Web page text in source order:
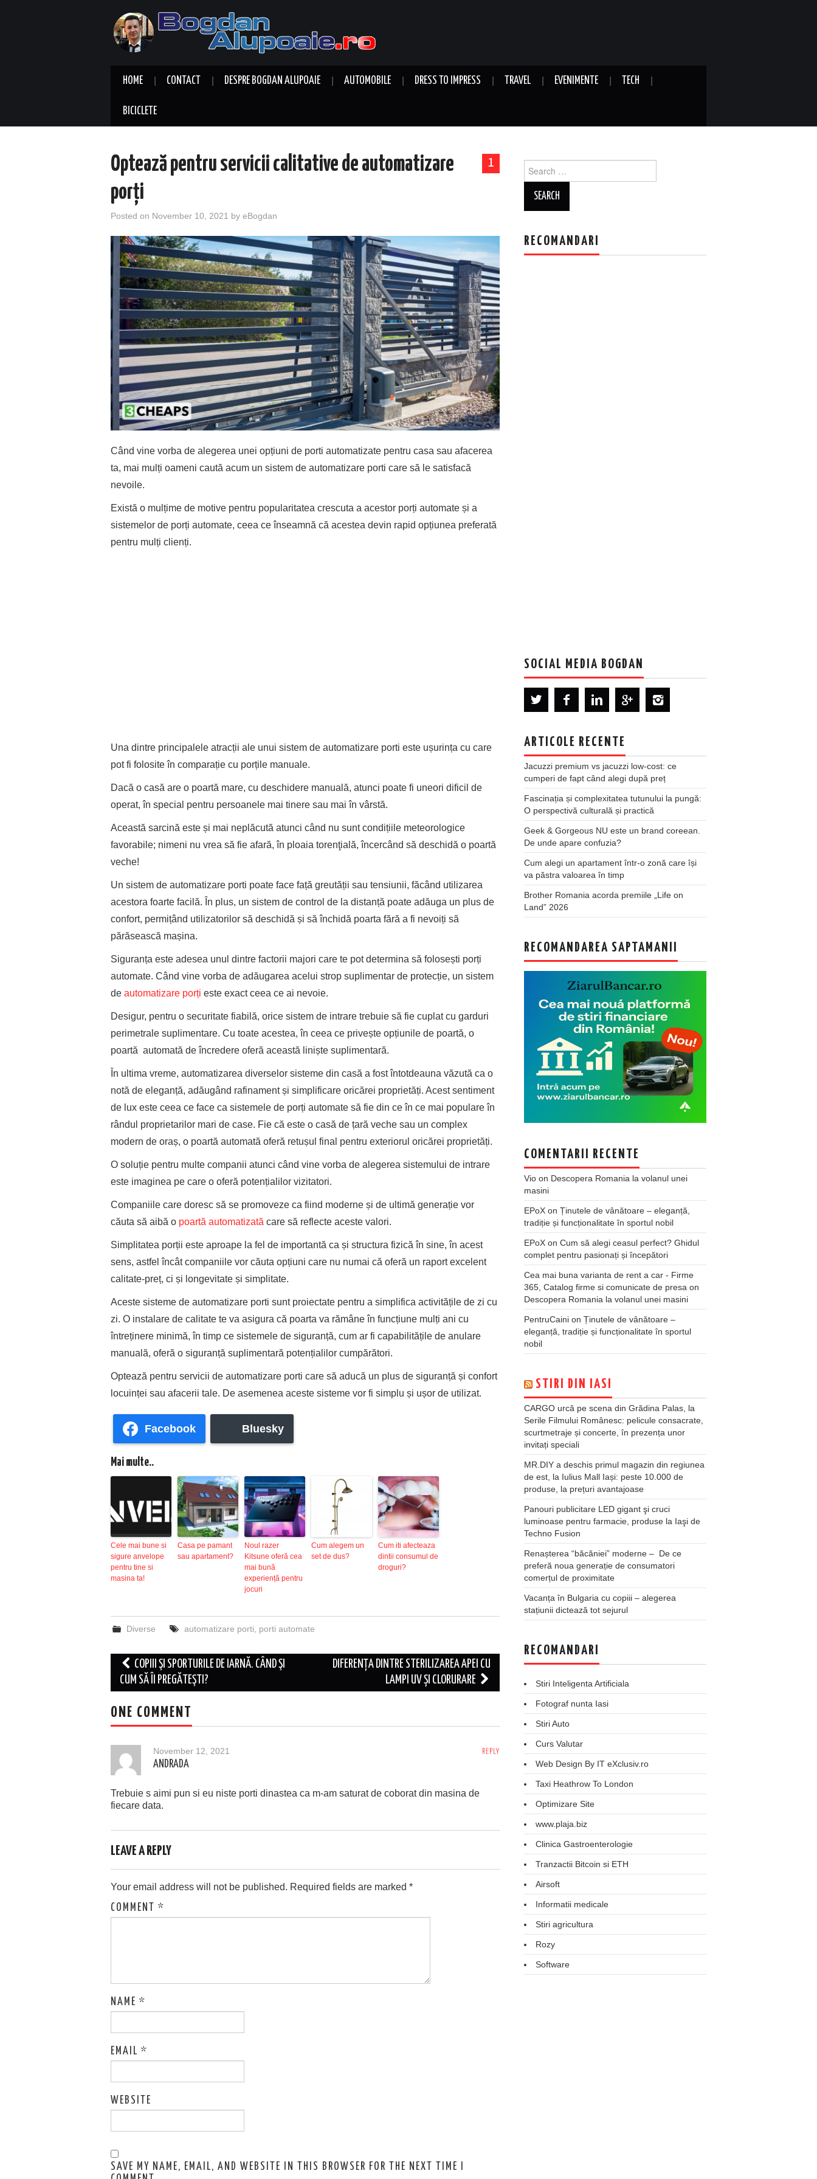
HOME CONTACT DESPRE BOGDAN ALUPOAIE AUTOMOBILE DRESS TO IMPRESS TRAVEL EVENIMENTE TECH
BICICLETE
1
Optează pentru servicii calitative de automatizare
porți
Posted on November 10, 2021 by eBogdan
Când vine vorba de alegerea unei opțiuni de porti automatizate pentru casa sau afacerea
ta, mai mulți oameni caută acum un sistem de automatizare porti care să le satisfacă
nevoile.
Există o mulțime de motive pentru popularitatea crescuta a acestor porți automate și a
sistemelor de porți automate, ceea ce înseamnă că acestea devin rapid opțiunea preferată
pentru mulți clienți.
Una dintre principalele atracții ale unui sistem de automatizare porti este ușurința cu care
pot fi folosite în comparație cu porțile manuale.
Dacă o casă are o poartă mare, cu deschidere manuală, atunci poate fi uneori dificil de
operat, în special pentru persoanele mai tinere sau mai în vârstă.
Această sarcină este și mai neplăcută atunci când nu sunt condițiile meteorologice
favorabile; nimeni nu vrea să fie afară, în ploaia torenţială, încercând să deschidă o poartă
veche!
Un sistem de automatizare porti poate face față greutății sau tensiunii, făcând utilizarea
acestora foarte facilă. În plus, un sistem de control de la distanță poate adăuga un plus de
confort, permițând utilizatorilor să deschidă și să închidă poarta fără a fi nevoiți să
părăsească mașina.
Siguranța este adesea unul dintre factorii majori care te pot determina să folosești porți
automate. Când vine vorba de adăugarea acelui strop suplimentar de protecție, un sistem
de automatizare porți este exact ceea ce ai nevoie.
Desigur, pentru o securitate fiabilă, orice sistem de intrare trebuie să fie cuplat cu garduri
perimetrale suplimentare. Cu toate acestea, în ceea ce privește opțiunile de poartă, o
poartă automată de încredere oferă această liniște suplimentară.
În ultima vreme, automatizarea diverselor sisteme din casă a fost întotdeauna văzută ca o
notă de eleganță, adăugând rafinament și simplificare oricărei proprietăți. Acest sentiment
de lux este ceea ce face ca sistemele de porți automate să fie din ce în ce mai populare în
rândul proprietarilor mari de case. Fie că este o casă de țară veche sau un complex
modern de oraș, o poartă automată oferă retușul final pentru exteriorul oricărei proprietăți.
O soluție pentru multe companii atunci când vine vorba de alegerea sistemului de intrare
este imaginea pe care o oferă potențialilor vizitatori.
Companiile care doresc să se promoveze ca fiind moderne și de ultimă generație vor
căuta să aibă o poartă automatizată care să reflecte aceste valori.
Simplitatea porții este aproape la fel de importantă ca și structura fizică în sine, în acest
sens, astfel încât companiile vor căuta opțiuni care nu numai că oferă un raport excelent
calitate-preț, ci și longevitate și simplitate.
Aceste sisteme de automatizare porti sunt proiectate pentru a simplifica activitățile de zi cu
zi. O instalare de calitate te va asigura că poarta va rămâne în funcțiune mulți ani cu
întreținere minimă, în timp ce sistemele de siguranță, cum ar fi capabilitățile de anulare
manuală, oferă o siguranță suplimentară potențialilor cumpărători.
Optează pentru servicii de automatizare porti care să aducă un plus de siguranță și confort
locuinței sau afacerii tale. De asemenea aceste sisteme vor fi simplu și ușor de utilizat.
Facebook Bluesky
Mai multe..
Cele mai bune si
sigure anvelope
pentru tine si
masina ta!
Casa pe pamant
sau apartament?
Noul razer
Kitsune oferă cea
mai bună
experiență pentru
jocuri
Cum alegem un
set de dus?
Cum iti afecteaza
dintii consumul de
droguri?
Diverse automatizare porti porti automate
Post
navigation
COPIII ŞI SPORTURILE DE IARNĂ. CÂND ŞI
CUM SĂ ÎI PREGĂTEŞTI?
DIFERENȚA DINTRE STERILIZAREA APEI CU
LAMPI UV ȘI CLORURARE
ONE COMMENT
REPLY
November 12, 2021
ANDRADA
Trebuie s aimi pun si eu niste porti dinastea ca m-am saturat de coborat din masina de
fiecare data.
LEAVE A REPLY
Your email address will not be published. Required fields are marked *
COMMENT *
NAME *
EMAIL *
WEBSITE
SAVE MY NAME, EMAIL, AND WEBSITE IN THIS BROWSER FOR THE NEXT TIME I
for:
RECOMANDARI
SOCIAL MEDIA BOGDAN
ARTICOLE RECENTE
Jacuzzi premium vs jacuzzi low-cost: ce
cumperi de fapt când alegi după preț
Fascinația și complexitatea tutunului la pungă:
O perspectivă culturală și practică
Geek & Gorgeous NU este un brand coreean.
De unde apare confuzia?
Cum alegi un apartament într-o zonă care își
va păstra valoarea în timp
Brother Romania acorda premiile „Life on
Land” 2026
RECOMANDAREA SAPTAMANII
COMENTARII RECENTE
Vio on Descopera Romania la volanul unei
masini
EPoX on Ținutele de vânătoare – eleganță,
tradiție și funcționalitate în sportul nobil
EPoX on Cum să alegi ceasul perfect? Ghidul
complet pentru pasionați și începători
Cea mai buna varianta de rent a car - Firme
365, Catalog firme si comunicate de presa on
Descopera Romania la volanul unei masini
PentruCaini on Ținutele de vânătoare –
eleganță, tradiție și funcționalitate în sportul
nobil
STIRI DIN IASI
CARGO urcă pe scena din Grădina Palas, la
Serile Filmului Românesc: pelicule consacrate,
scurtmetraje și concerte, în prezența unor
invitați speciali
MR.DIY a deschis primul magazin din regiunea
de est, la Iulius Mall Iași: peste 10.000 de
produse, la prețuri avantajoase
Panouri publicitare LED gigant şi cruci
luminoase pentru farmacie, produse la Iaşi de
Techno Fusion
Renașterea “băcăniei” moderne – De ce
preferă noua generație de consumatori
comerțul de proximitate
Vacanța în Bulgaria cu copiii – alegerea
stațiunii dictează tot sejurul
RECOMANDARI
Stiri Inteligenta Artificiala
Fotograf nunta Iasi
Stiri Auto
Curs Valutar
Web Design By IT eXclusiv.ro
Taxi Heathrow To London
Optimizare Site
www.plaja.biz
Clinica Gastroenterologie
Tranzactii Bitcoin si ETH
Airsoft
Informatii medicale
Stiri agricultura
Rozy
Software